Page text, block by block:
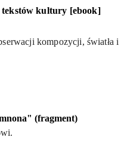
kultury [ebook]
kompozycji, światła
(fragment)